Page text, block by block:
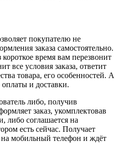
покупателю не
заказа самостоятельно.
время вам перезвонит
все условия заказа, ответит
товара, его особенностей. А
и доставки.
либо, получив
заказ, укомплектовав
либо соглашается на
есть сейчас. Получает
мобильный телефон и ждёт